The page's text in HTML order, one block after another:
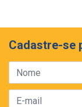
Cadastre-se